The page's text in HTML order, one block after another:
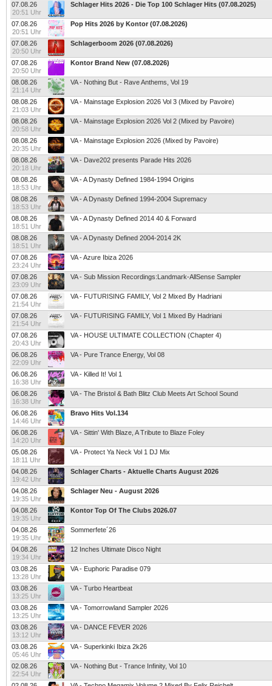
07.08.26
20:51 Uhr
Schlager Hits 2026 - Die Top 100 Schlager Hits (07.08.2025)
07.08.26
20:51 Uhr
Pop Hits 2026 by Kontor (07.08.2026)
07.08.26
20:50 Uhr
Schlagerboom 2026 (07.08.2026)
07.08.26
20:50 Uhr
Kontor Brand New (07.08.2026)
08.08.26
21:14 Uhr
VA - Nothing But - Rave Anthems, Vol 19
08.08.26
21:03 Uhr
VA - Mainstage Explosion 2026 Vol 3 (Mixed by Pavoire)
08.08.26
20:58 Uhr
VA - Mainstage Explosion 2026 Vol 2 (Mixed by Pavoire)
08.08.26
20:35 Uhr
VA - Mainstage Explosion 2026 (Mixed by Pavoire)
08.08.26
20:18 Uhr
VA - Dave202 presents Parade Hits 2026
08.08.26
18:53 Uhr
VA - A Dynasty Defined 1984-1994 Origins
08.08.26
18:53 Uhr
VA - A Dynasty Defined 1994-2004 Supremacy
08.08.26
18:51 Uhr
VA - A Dynasty Defined 2014 40 & Forward
08.08.26
18:51 Uhr
VA - A Dynasty Defined 2004-2014 2K
07.08.26
23:24 Uhr
VA - Azure Ibiza 2026
07.08.26
23:09 Uhr
VA - Sub Mission Recordings:Landmark-AllSense Sampler
07.08.26
21:54 Uhr
VA - FUTURISING FAMILY, Vol 2 Mixed By Hadriani
07.08.26
21:54 Uhr
VA - FUTURISING FAMILY, Vol 1 Mixed By Hadriani
07.08.26
20:43 Uhr
VA - HOUSE ULTIMATE COLLECTION (Chapter 4)
06.08.26
22:09 Uhr
VA - Pure Trance Energy, Vol 08
06.08.26
16:38 Uhr
VA - Killed It! Vol 1
06.08.26
16:38 Uhr
VA - The Bristol & Bath Blitz Club Meets Art School Sound
06.08.26
14:46 Uhr
Bravo Hits Vol.134
06.08.26
14:20 Uhr
VA - Sittin' With Blaze, A Tribute to Blaze Foley
05.08.26
18:11 Uhr
VA - Protect Ya Neck Vol 1 DJ Mix
04.08.26
19:42 Uhr
Schlager Charts - Aktuelle Charts August 2026
04.08.26
19:35 Uhr
Schlager Neu - August 2026
04.08.26
19:35 Uhr
Kontor Top Of The Clubs 2026.07
04.08.26
19:35 Uhr
Sommerfete´26
04.08.26
19:34 Uhr
12 Inches Ultimate Disco Night
03.08.26
13:28 Uhr
VA - Euphoric Paradise 079
03.08.26
13:25 Uhr
VA - Turbo Heartbeat
03.08.26
13:25 Uhr
VA - Tomorrowland Sampler 2026
03.08.26
13:12 Uhr
VA - DANCE FEVER 2026
03.08.26
05:46 Uhr
VA - Superkinki Ibiza 2k26
02.08.26
22:54 Uhr
VA - Nothing But - Trance Infinity, Vol 10